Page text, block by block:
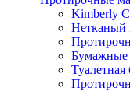
Kimberly
Нетканый
Бумажные
Туалетная